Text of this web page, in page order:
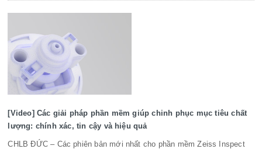
[Video] Các giải pháp phần mềm giúp chinh phục mục tiêu chất
lượng: chính xác, tin cậy và hiệu quả
CHLB ĐỨC – Các phiên bản mới nhất cho phần mềm Zeiss Inspect